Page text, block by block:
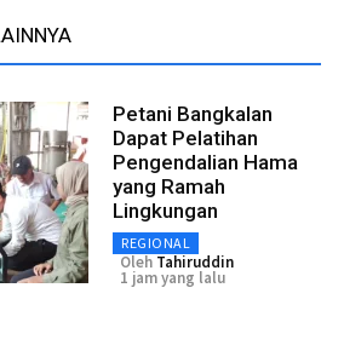
Petani Bangkalan
Dapat Pelatihan
Pengendalian Hama
yang Ramah
Lingkungan
REGIONAL
Oleh Tahiruddin
1 jam yang lalu